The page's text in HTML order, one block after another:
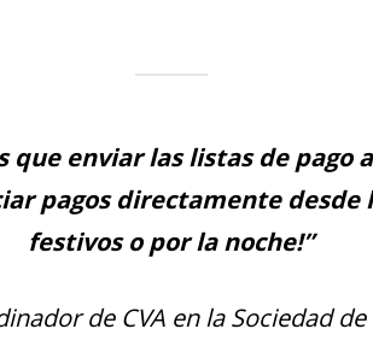
enviar las listas de pago
pagos directamente desde
festivos o por la noche!”
de CVA en la Sociedad